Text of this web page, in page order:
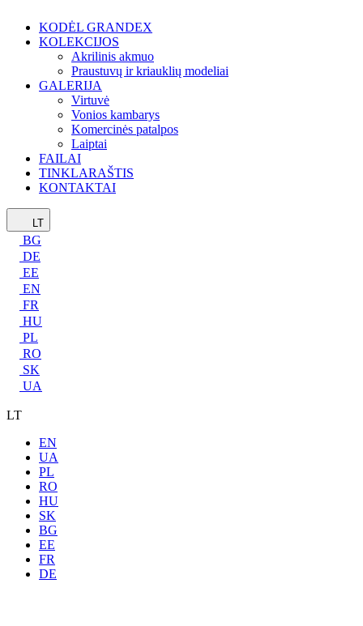
KODĖL GRANDEX
KOLEKCIJOS
Akrilinis akmuo
Praustuvų ir kriauklių modeliai
GALERIJA
Virtuvė
Vonios kambarys
Komercinės patalpos
Laiptai
FAILAI
TINKLARAŠTIS
KONTAKTAI
LT
BG
DE
EE
EN
FR
HU
PL
RO
SK
UA
LT
EN
UA
PL
RO
HU
SK
BG
EE
FR
DE